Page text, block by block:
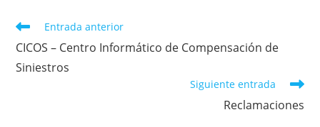
Leer
artículos
Entrada anterior
CICOS – Centro Informático de Compensación de
Siniestros
Siguiente entrada
Reclamaciones